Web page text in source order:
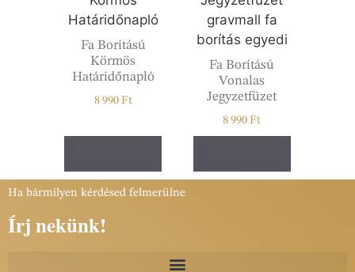
Fa Borítású
Körmös
Határidőnapló
8 990 Ft
Fa Borítású
Vonalas
Jegyzetfüzet
8 990Ft
Ha bármilyen kérdésed felmerülne
Írj nekünk!